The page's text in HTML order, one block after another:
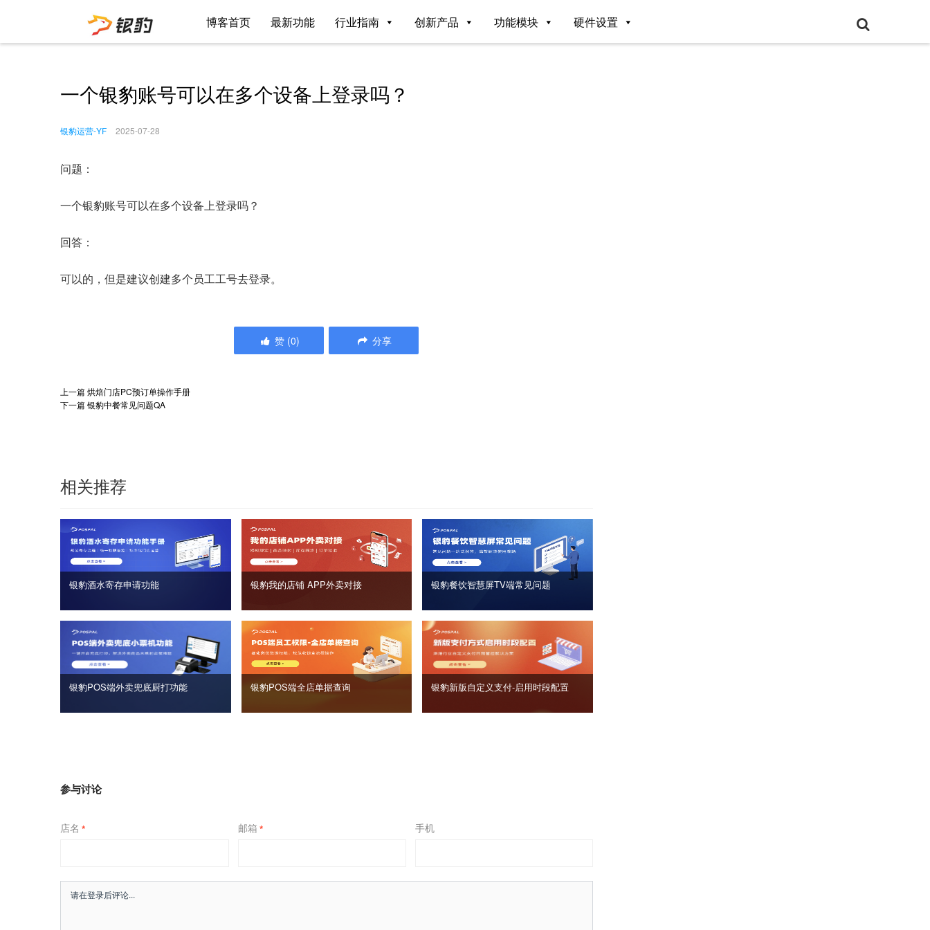
博客首页 最新功能 行业指南 创新产品 功能模块 硬件设置
一个银豹账号可以在多个设备上登录吗？
银豹运营-YF 2025-07-28
问题：
一个银豹账号可以在多个设备上登录吗？
回答：
可以的，但是建议创建多个员工工号去登录。
赞 (0) 分享
上一篇烘焙门店PC预订单操作手册
下一篇银豹中餐常见问题QA
相关推荐
银豹酒水寄存申请功能 银豹我的店铺 APP外卖对接 银豹餐饮智慧屏TV端常见问题
银豹POS端外卖兜底厨打功能 银豹POS端全店单据查询 银豹新版自定义支付‑启用时段配置
参与讨论
店名 * 邮箱 * 手机